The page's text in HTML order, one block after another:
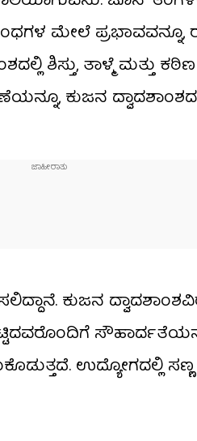
ಮೇಲೆ
ಶಿಸ್ತು, ತಾಳ್ಮೆ ಮತ್ತು
ಕುಜನ
ಕುಜನ